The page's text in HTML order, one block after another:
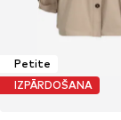
Petite
IZPĀRDOŠANA